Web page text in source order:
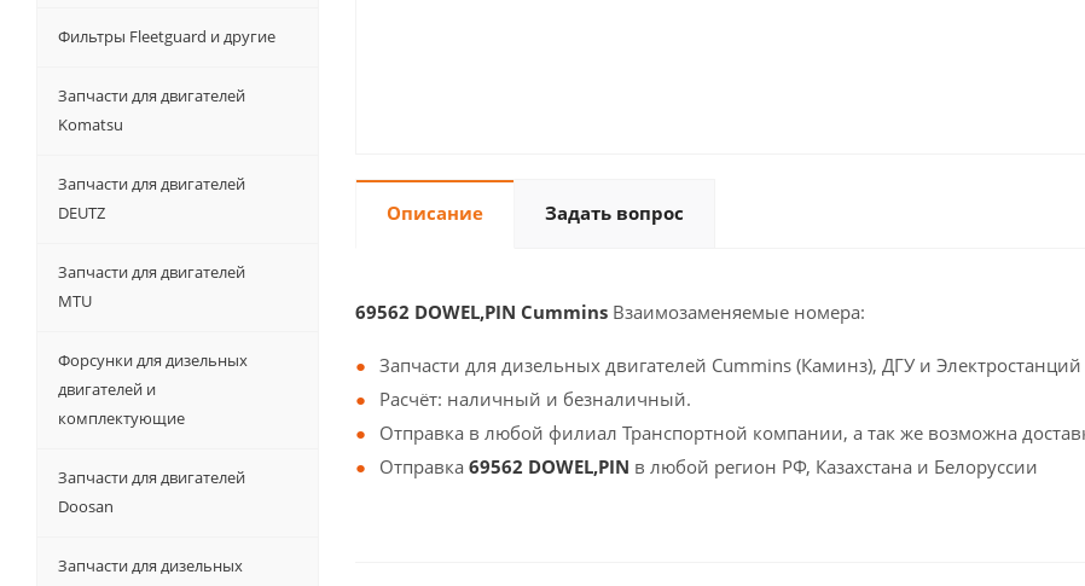
Описание Задать вопрос
69562 DOWEL,PIN Cummins Взаимозаменяемые номера:
Запчасти для дизельных двигателей Cummins (Каминз), ДГУ и
Расчёт: наличный и безналичный.
Отправка в любой филиал Транспортной компании, а так же возможна
Отправка 69562 DOWEL,PIN в любой регион РФ, Казахстана и Белоруссии
Фильтры Fleetguard и другие
Запчасти для двигателей
Komatsu
Запчасти для двигателей
DEUTZ
Запчасти для двигателей
MTU
Форсунки для дизельных
двигателей и
комплектующие
Запчасти для двигателей
Doosan
Запчасти для дизельных